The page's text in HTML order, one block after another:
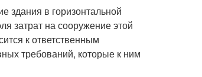
здания в горизонтальной
затрат на сооружение этой
к ответственным
требований, которые к ним